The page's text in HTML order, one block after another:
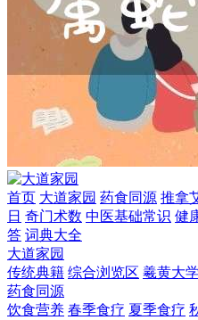
首页 大道家园 药食同源 推拿
日 奇门术数 中医基础常识 健
答 词典大全
大道家园
传统典籍 综合浏览区 羲黄大学
药食同源
饮食营养 春季食疗 夏季食疗